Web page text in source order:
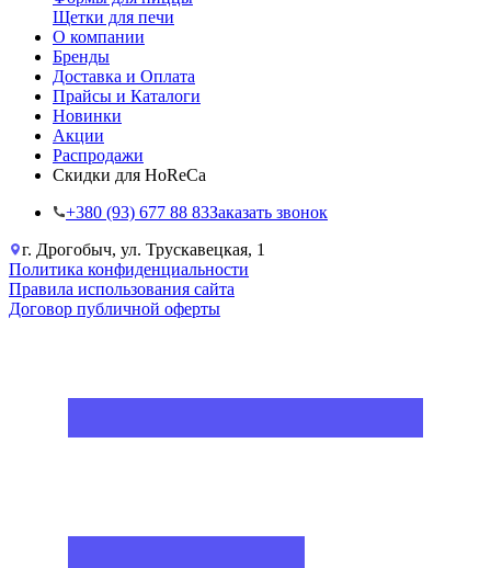
Щетки для печи
О компании
Бренды
Доставка и Оплата
Прайсы и Каталоги
Новинки
Акции
Распродажи
Скидки для HoReCa
+38‎0 (93) 677 88 83Заказать звонок
г. Дрогобыч, ул. Трускавецкая, 1
Политика конфиденциальности
Правила использования сайта
Договор публичной оферты